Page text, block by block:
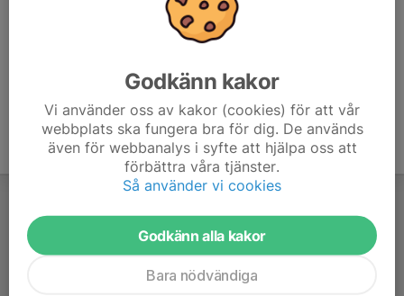
Godkänn kakor
Vi använder oss av kakor (cookies) för att vår
webbplats ska fungera bra för dig. De används
även för webbanalys i syfte att hjälpa oss att
förbättra våra tjänster.
Så använder vi cookies
Godkänn alla kakor
Bara nödvändiga